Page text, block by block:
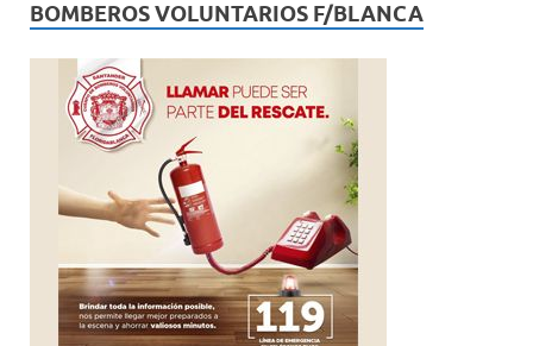
BOMBEROS VOLUNTARIOS F/BLANCA